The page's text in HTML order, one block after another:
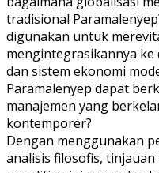
tradisional
digunakan untuk
mengintegrasikannya ke
dan sistem ekonomi
Paramalenyep dapat
manajemen yang
kontemporer?
Dengan menggunakan
analisis filosofis,